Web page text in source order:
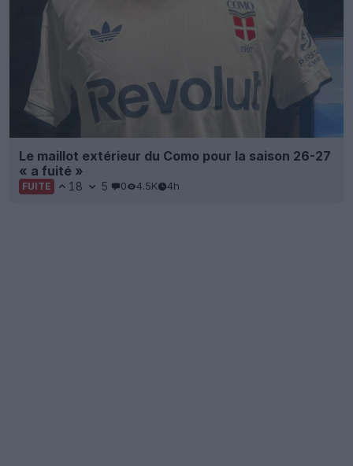
Le maillot extérieur du Como pour la saison 26-27
« a fuité »
FUITE 18 5 0 4.5K 4h